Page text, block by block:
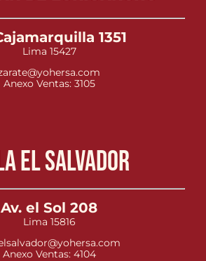
1351
Lima 15427
Anexo Ventas: 3105
el Salvador
Av. el Sol 208
Lima 15816
Anexo Ventas: 4104